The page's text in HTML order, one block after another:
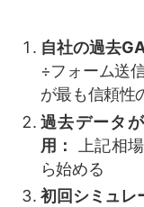
自社の過去
÷フォーム送
が最も信頼性
過去データ
用：
上記相
ら始める
初回シミュレ